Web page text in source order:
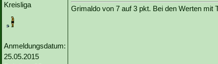
Kreisliga
Anmeldungsdatum:
25.05.2015
Grimaldo von 7 auf 3 pkt. Bei den Werten mit